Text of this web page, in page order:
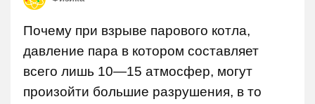
Почему при взрыве парового котла,
давление пара в котором составляет
всего лишь 10—15 атмосфер, могут
произойти большие разрушения, в то